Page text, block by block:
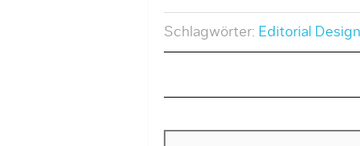
Schlagwörter: Editorial Design